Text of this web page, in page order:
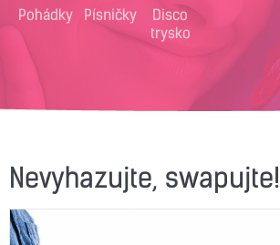
Pohádky Písničky
Disco
trysko
Nevyhazujte, swapujte!